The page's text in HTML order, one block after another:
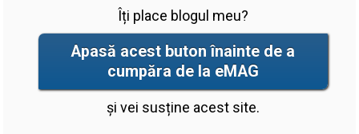
Îți place blogul meu?
Apasă acest buton înainte de a
cumpăra de la eMAG
și vei susține acest site.